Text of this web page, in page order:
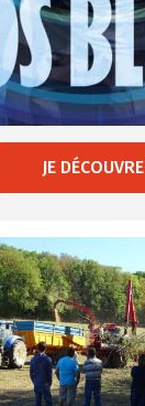
JE DÉCOUVRE